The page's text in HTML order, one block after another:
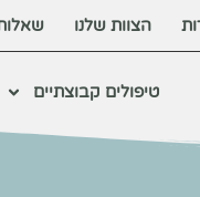
הצוות שלנו
טיפולים קבוצתיים